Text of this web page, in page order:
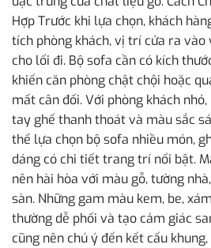
Hợp Trước khi lựa chọn, khách
tích phòng khách, vị trí cửa ra vào
cho lối đi. Bộ sofa cần có kích
khiến căn phòng chật chội hoặc
mất cân đối. Với phòng khách
tay ghế thanh thoát và màu sắc
thể lựa chọn bộ sofa nhiều món,
dáng có chi tiết trang trí nổi bật.
nên hài hòa với màu gỗ, tường
sàn. Những gam màu kem, be,
thường dễ phối và tạo cảm giác
cũng nên chú ý đến kết cấu